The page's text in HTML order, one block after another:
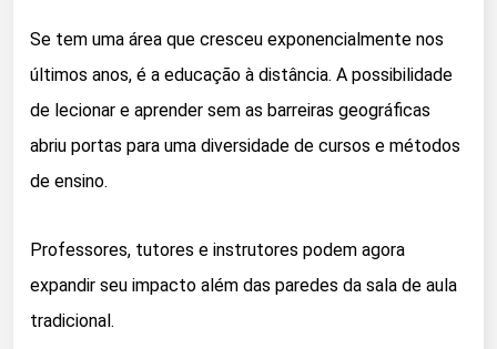
Se tem uma área que cresceu exponencialmente nos
últimos anos, é a educação à distância. A possibilidade
de lecionar e aprender sem as barreiras geográficas
abriu portas para uma diversidade de cursos e métodos
de ensino.
Professores, tutores e instrutores podem agora
expandir seu impacto além das paredes da sala de aula
tradicional.